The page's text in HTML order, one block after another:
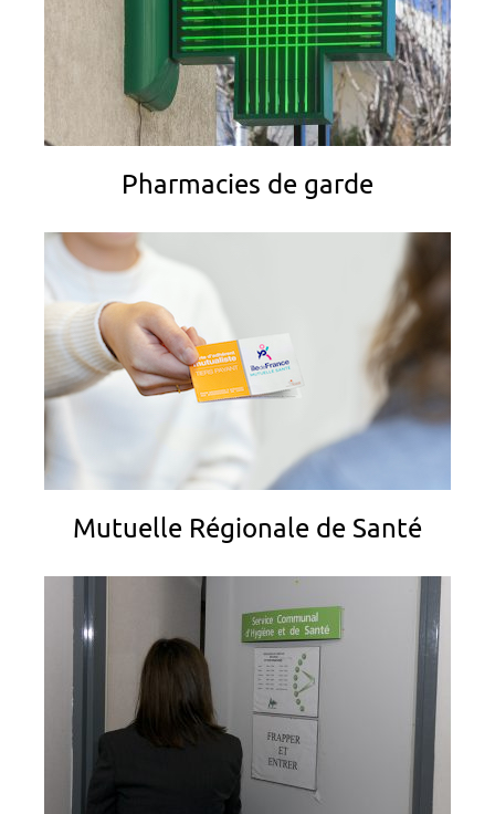
Pharmacies de garde
Mutuelle Régionale de Santé